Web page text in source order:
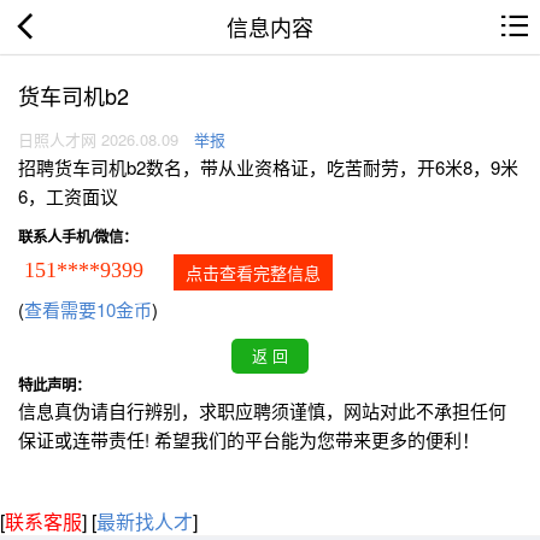
信息内容
货车司机b2
日照人才网 2026.08.09 举报
招聘货车司机b2数名，带从业资格证，吃苦耐劳，开6米8，9米
6，工资面议
联系人手机/微信：
151****9399 点击查看完整信息
(查看需要10金币)
特此声明：
信息真伪请自行辨别，求职应聘须谨慎，网站对此不承担任何
保证或连带责任! 希望我们的平台能为您带来更多的便利！
[联系客服] [最新找人才]